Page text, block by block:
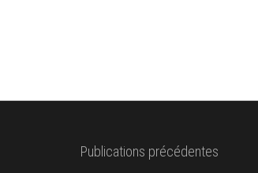
Publications précédentes